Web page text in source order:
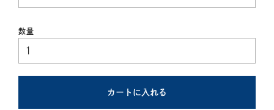
カートに入れる